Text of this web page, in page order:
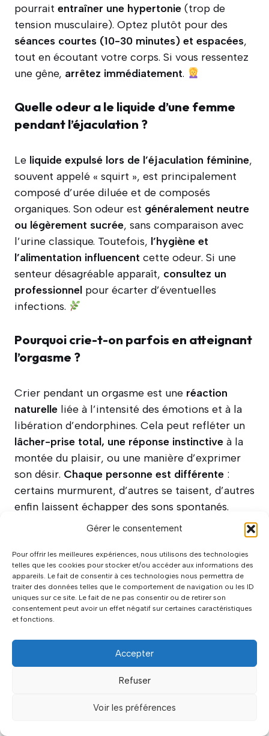
Gérer le consentement
Pour offrir les meilleures expériences, nous utilisons des technologies
telles que les cookies pour stocker et/ou accéder aux informations des
appareils. Le fait de consentir à ces technologies nous permettra de
traiter des données telles que le comportement de navigation ou les ID
uniques sur ce site. Le fait de ne pas consentir ou de retirer son
consentement peut avoir un effet négatif sur certaines caractéristiques
et fonctions.
Accepter
Refuser
Voir les préférences
pourrait entraîner une hypertonie (trop de
tension musculaire). Optez plutôt pour des
séances courtes (10-30 minutes) et espacées,
tout en écoutant votre corps. Si vous ressentez
une gêne, arrêtez immédiatement.
Quelle odeur a le liquide d’une femme
pendant l’éjaculation ?
Le liquide expulsé lors de l’éjaculation féminine,
souvent appelé « squirt », est principalement
composé d’urée diluée et de composés
organiques. Son odeur est généralement neutre
ou légèrement sucrée, sans comparaison avec
l’urine classique. Toutefois, l’hygiène et
l’alimentation influencent cette odeur. Si une
senteur désagréable apparaît, consultez un
professionnel pour écarter d’éventuelles
infections.
Pourquoi crie-t-on parfois en atteignant
l’orgasme ?
Crier pendant un orgasme est une réaction
naturelle liée à l’intensité des émotions et à la
libération d’endorphines. Cela peut refléter un
lâcher-prise total, une réponse instinctive à la
montée du plaisir, ou une manière d’exprimer
son désir. Chaque personne est différente :
certains murmurent, d’autres se taisent, d’autres
enfin laissent échapper des sons spontanés.
L’essentiel est de
se sentir libre et à l’aise
dans
Quel est le type de plaisir le plus intense
avec les boules de Geisha ?
L’intensité
votre sensibilité. Pour certaines, c’est le
mélange de concentration musculaire et de
sensations vibrantes qui
en renforçant leur périnée, gagnant en